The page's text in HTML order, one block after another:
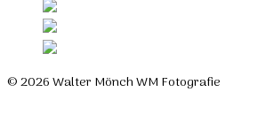
© 2026 Walter Mönch WM Fotografie